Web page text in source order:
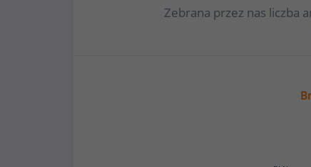
Zebrana przez nas liczba